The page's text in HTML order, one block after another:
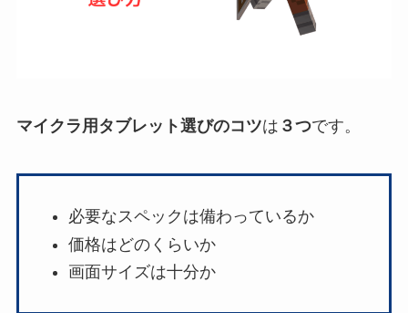
マイクラ用タブレット選びのコツは ３つです。
必要なスペックは備わっているか
価格はどのくらいか
画面サイズは十分か